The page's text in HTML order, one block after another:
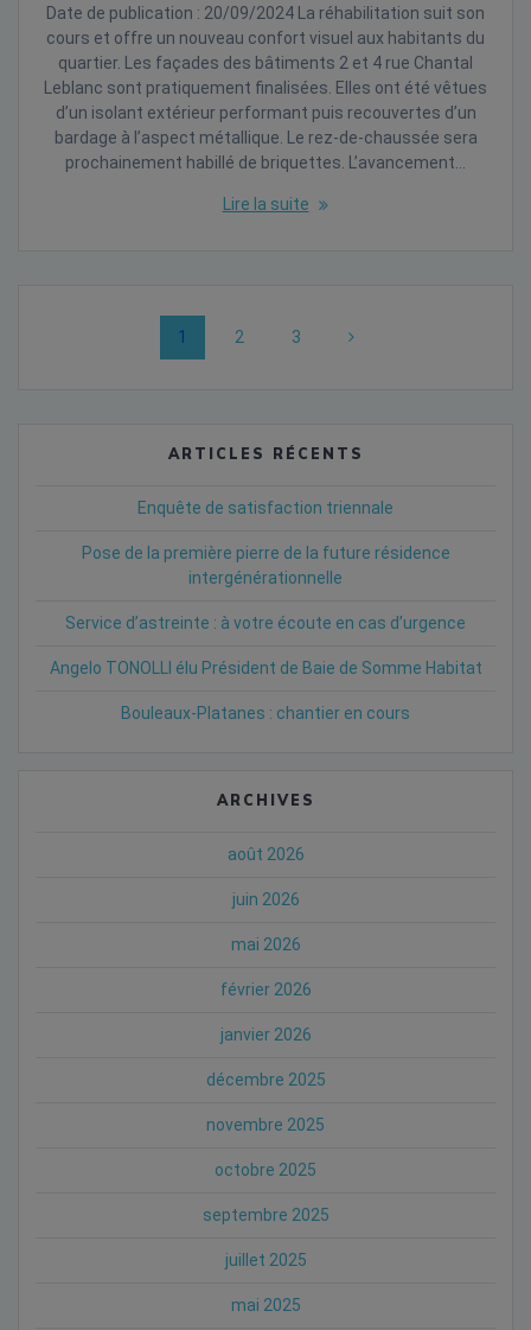
Date de publication : 20/09/2024 La réhabilitation suit son
cours et offre un nouveau confort visuel aux habitants du
quartier. Les façades des bâtiments 2 et 4 rue Chantal
Leblanc sont pratiquement finalisées. Elles ont été vêtues
d’un isolant extérieur performant puis recouvertes d’un
bardage à l’aspect métallique. Le rez-de-chaussée sera
prochainement habillé de briquettes. L’avancement…
Lire la suite
navigation
Page
1 Page
2 Page
3
ARTICLES RÉCENTS
Enquête de satisfaction triennale
Pose de la première pierre de la future résidence
intergénérationnelle
Service d’astreinte : à votre écoute en cas d’urgence
Angelo TONOLLI élu Président de Baie de Somme Habitat
Bouleaux-Platanes : chantier en cours
ARCHIVES
août 2026
juin 2026
mai 2026
février 2026
janvier 2026
décembre 2025
novembre 2025
octobre 2025
septembre 2025
juillet 2025
mai 2025